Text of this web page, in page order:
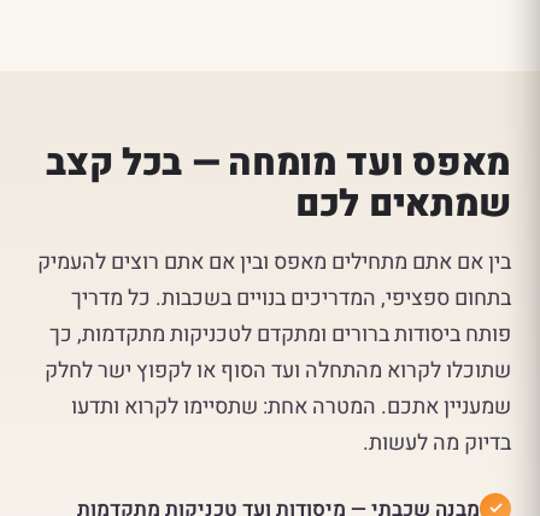
מאפס ועד מומחה — בכל קצב
שמתאים לכם
בין אם אתם מתחילים מאפס ובין אם אתם רוצים להעמיק
בתחום ספציפי, המדריכים בנויים בשכבות. כל מדריך
פותח ביסודות ברורים ומתקדם לטכניקות מתקדמות, כך
שתוכלו לקרוא מהתחלה ועד הסוף או לקפוץ ישר לחלק
שמעניין אתכם. המטרה אחת: שתסיימו לקרוא ותדעו
בדיוק מה לעשות.
מבנה שכבתי — מיסודות ועד טכניקות מתקדמות